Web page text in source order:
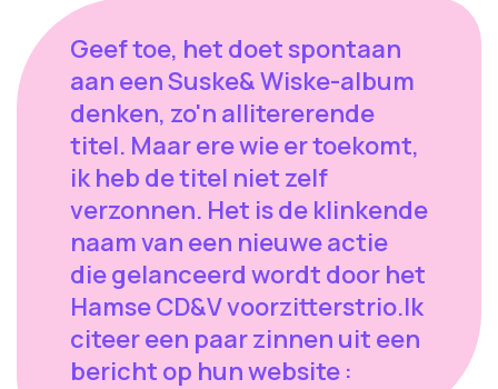
Geef toe, het doet spontaan
aan een Suske& Wiske-album
denken, zo'n allitererende
titel. Maar ere wie er toekomt,
ik heb de titel niet zelf
verzonnen. Het is de klinkende
naam van een nieuwe actie
die gelanceerd wordt door het
Hamse CD&V voorzitterstrio.Ik
citeer een paar zinnen uit een
bericht op hun website :